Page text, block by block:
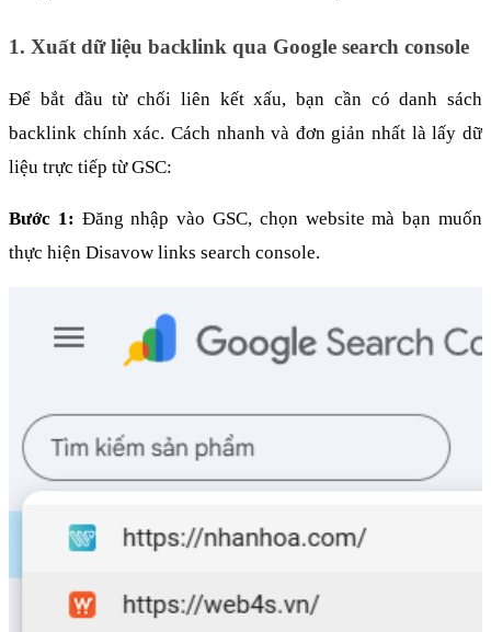
1. Xuất dữ liệu backlink qua Google search console
Để bắt đầu từ chối liên kết xấu, bạn cần có danh sách
backlink chính xác. Cách nhanh và đơn giản nhất là lấy dữ
liệu trực tiếp từ GSC:
Bước 1: Đăng nhập vào GSC, chọn website mà bạn muốn
thực hiện Disavow links search console.